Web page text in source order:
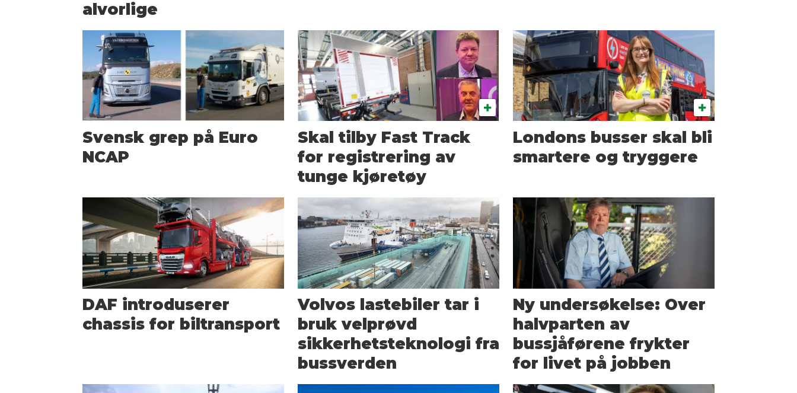
alvorlige
Svensk grep på Euro
NCAP
Skal tilby Fast Track
for registrering av
tunge kjøretøy
Londons busser skal bli
smartere og tryggere
DAF introduserer
chassis for biltransport
Volvos lastebiler tar i
bruk velprøvd
sikkerhetsteknologi fra
bussverden
Ny undersøkelse: Over
halvparten av
bussjåførene frykter
for livet på jobben